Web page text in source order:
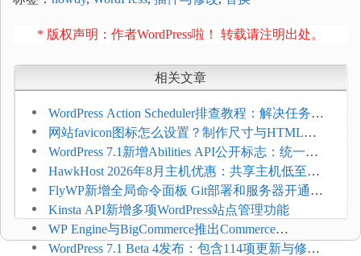
* 版权声明：作者WordPress啦！ 转载请注明出处。
相关文章
WordPress Action Scheduler排查教程：解决任务积
压和订单延迟
网站favicon图标怎么设置？制作尺寸与HTML添
加方法
WordPress 7.1新增Abilities API公开标志：统一支
持REST API、MCP与AI代理
HawkHost 2026年8月主机优惠：共享主机低至
$2.61/月，高性能主机同步折扣
FlyWP新增全局命令面板 Git部署和服务器开通更
方便
Kinsta API新增多项WordPress站点管理功能
WP Engine与BigCommerce推出Commerce
Connect：WordPress商店可保留前台体验并扩展电
WordPress 7.1 Beta 4发布：包含114项更新与修